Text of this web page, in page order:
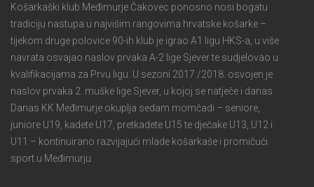
Košarkaški klub Međimurje Čakovec ponosno nosi bogatu
tradiciju nastupa u najvišim rangovima hrvatske košarke –
tijekom druge polovice 90-ih klub je igrao A1 ligu HKS-a, u više
navrata osvajao naslov prvaka A-2 lige Sjever te sudjelovao u
kvalifikacijama za Prvu ligu. U sezoni 2017./2018. osvojen je
naslov prvaka 2. muške lige Sjever, u kojoj se natječe i danas.
Danas KK Međimurje okuplja sedam momčadi – seniore,
juniore U19, kadete U17, pretkadete U15 te dječake U13, U12 i
U11 – kontinuirano razvijajući mlade košarkaše i promičući
sport u Međimurju.